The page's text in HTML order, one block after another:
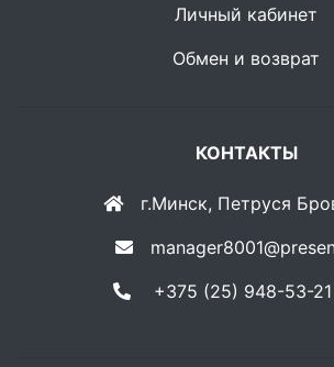
Личный кабинет
Обмен и возврат
КОНТАКТЫ
г.Минск, Петруся
+375 (25) 948-53-21